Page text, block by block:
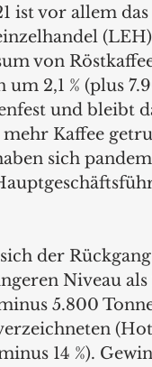
ist vor allem
von
2,1 % (plus
und bleibt
Kaffee
sich
der
Niveau als
5.800
14 %).